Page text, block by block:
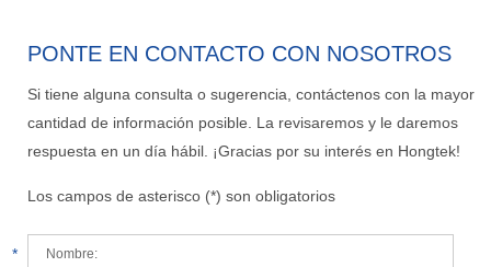
PONTE EN CONTACTO CON NOSOTROS
Si tiene alguna consulta o sugerencia, contáctenos con la mayor
cantidad de información posible. La revisaremos y le daremos
respuesta en un día hábil. ¡Gracias por su interés en Hongtek!
Los campos de asterisco (*) son obligatorios
*